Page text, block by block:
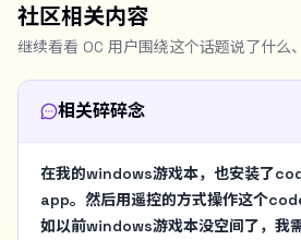
社区相关内容
继续看看 OC 用户围绕这个话题说了什么
相关碎碎念
在我的windows游戏本，也安装了
app。然后用遥控的方式操作这个
如以前windows游戏本没空间了，我